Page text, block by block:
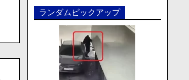
ランダムピックアップ